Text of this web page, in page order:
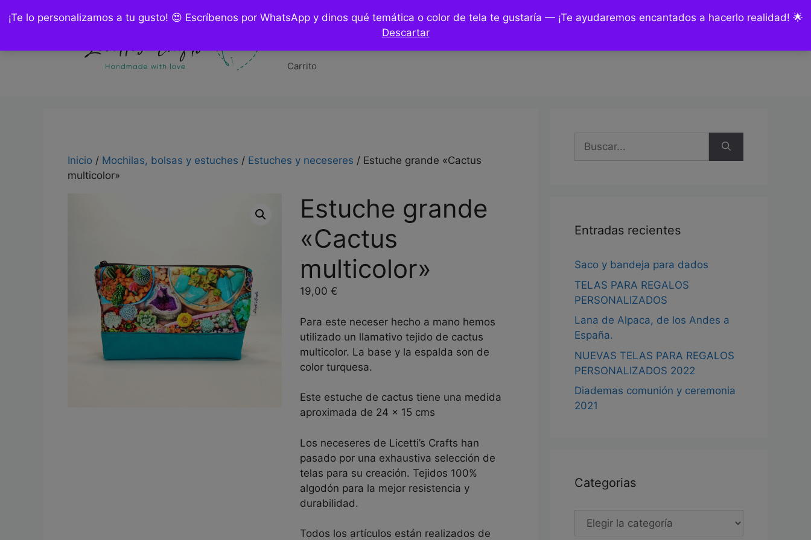
¡Te lo personalizamos a tu gusto! 😍 Escríbenos por WhatsApp y dinos qué temática o color de tela te gustaría — ¡Te ayudaremos encantados a hacerlo realidad! 🌟
Descartar
Hazlo tu mismo / DIY
Carrito
Inicio / Mochilas, bolsas y estuches / Estuches y neceseres / Estuche grande «Cactus
multicolor»
Estuche grande
«Cactus
multicolor»
19,00 €
Para este neceser hecho a mano hemos
utilizado un llamativo tejido de cactus
multicolor. La base y la espalda son de
color turquesa.
Este estuche de cactus tiene una medida
aproximada de 24 x 15 cms
Los neceseres de Licetti’s Crafts han
pasado por una exhaustiva selección de
telas para su creación. Tejidos 100%
algodón para la mejor resistencia y
durabilidad.
Todos los artículos están realizados de
Buscar:
Entradas recientes
Saco y bandeja para dados
TELAS PARA REGALOS
PERSONALIZADOS
Lana de Alpaca, de los Andes a
España.
NUEVAS TELAS PARA REGALOS
PERSONALIZADOS 2022
Diademas comunión y ceremonia
2021
Categorias
Categorias